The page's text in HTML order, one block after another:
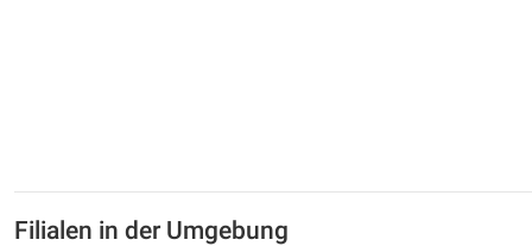
Filialen in der Umgebung